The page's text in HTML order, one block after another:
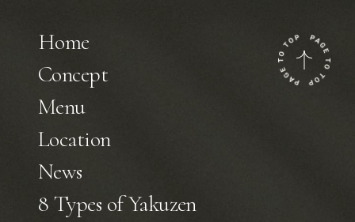
Home
Concept
Menu
Location
News
8 Types of Yakuzen